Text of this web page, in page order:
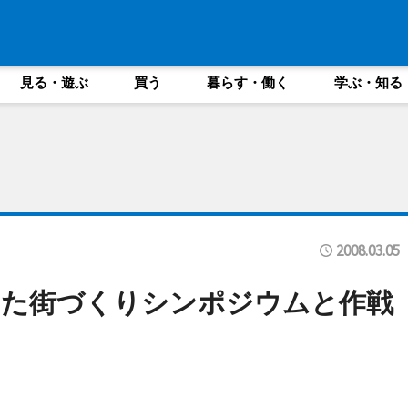
見る・遊ぶ 買う 暮らす・働く 学ぶ・知る
2008.03.05
街づくりシンポジウムと作戦